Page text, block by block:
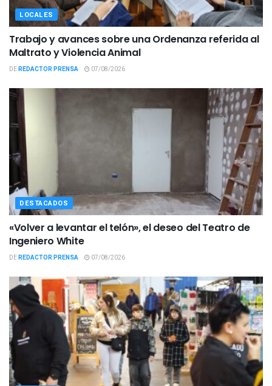
LOCALES
Trabajo y avances sobre una Ordenanza referida al
Maltrato y Violencia Animal
DEREDACTOR PRENSA 07/08/2026
DESTACADOS
«Volver a levantar el telón», el deseo del Teatro de
Ingeniero White
DEREDACTOR PRENSA 07/08/2026